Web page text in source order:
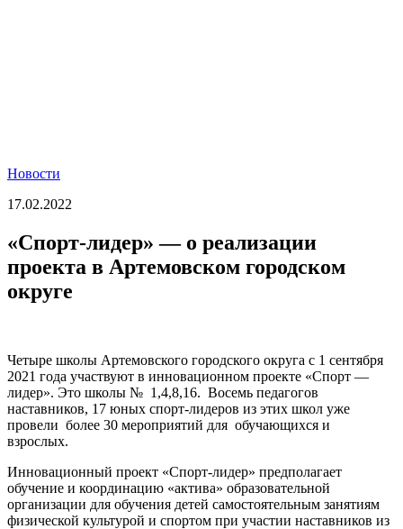
Новости
17.02.2022
«Спорт-лидер» — о реализации
проекта в Артемовском городском
округе
Четыре школы Артемовского городского округа с 1 сентября
2021 года участвуют в инновационном проекте «Спорт —
лидер». Это школы № 1,4,8,16. Восемь педагогов
наставников, 17 юных спорт-лидеров из этих школ уже
провели более 30 мероприятий для обучающихся и
взрослых.
Инновационный проект «Спорт-лидер» предполагает
обучение и координацию «актива» образовательной
организации для обучения детей самостоятельным занятиям
физической культурой и спортом при участии наставников из